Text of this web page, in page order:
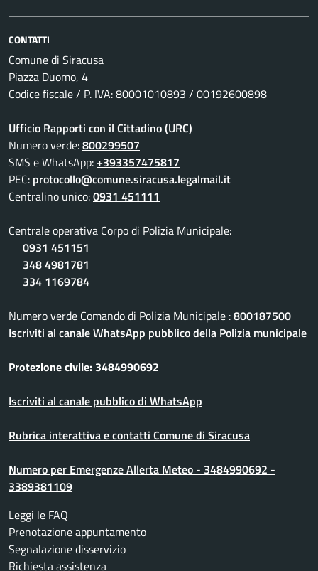
CONTATTI
Comune di Siracusa
Piazza Duomo, 4
Codice fiscale / P. IVA: 80001010893 / 00192600898
Ufficio Rapporti con il Cittadino (URC)
Numero verde:800299507
SMS e WhatsApp:+393357475817
PEC: protocollo@comune.siracusa.legalmail.it
Centralino unico:0931 451111
Centrale operativa Corpo di Polizia Municipale:
0931 451151
348 4981781
334 1169784
Numero verde Comando di Polizia Municipale :800187500
Iscriviti al canale WhatsApp pubblico della Polizia municipale
Protezione civile: 3484990692
Iscriviti al canale pubblico di WhatsApp
Rubrica interattiva e contatti Comune di Siracusa
Numero per Emergenze Allerta Meteo - 3484990692 -
3389381109
Leggi le FAQ
Prenotazione appuntamento
Segnalazione disservizio
Richiesta assistenza